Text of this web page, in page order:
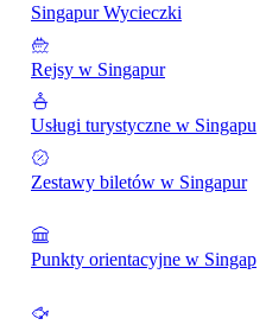
Singapur Wycieczki
Rejsy w Singapur
Usługi turystyczne w Singapur
Zestawy biletów w Singapur
Punkty orientacyjne w